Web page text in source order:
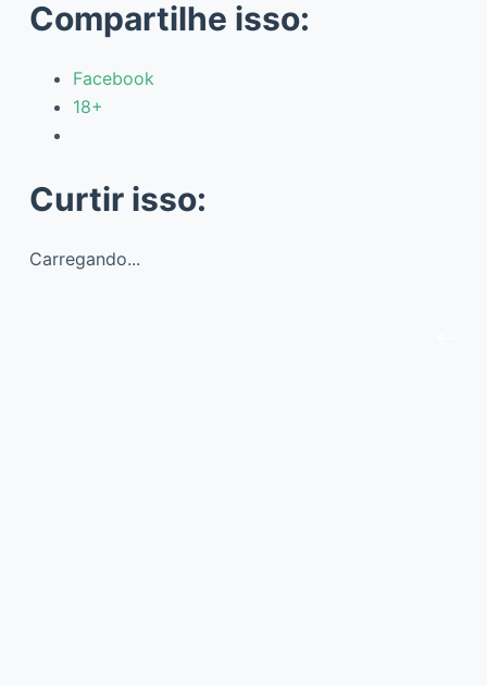
Compartilhe isso:
Facebook
18+
Curtir isso:
Carregando...